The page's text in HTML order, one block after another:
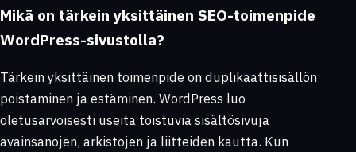
Mikä on tärkein yksittäinen SEO-toimenpide
WordPress-sivustolla?
Tärkein yksittäinen toimenpide on duplikaattisisällön
poistaminen ja estäminen. WordPress luo
oletusarvoisesti useita toistuvia sisältösivuja
avainsanojen, arkistojen ja liitteiden kautta. Kun